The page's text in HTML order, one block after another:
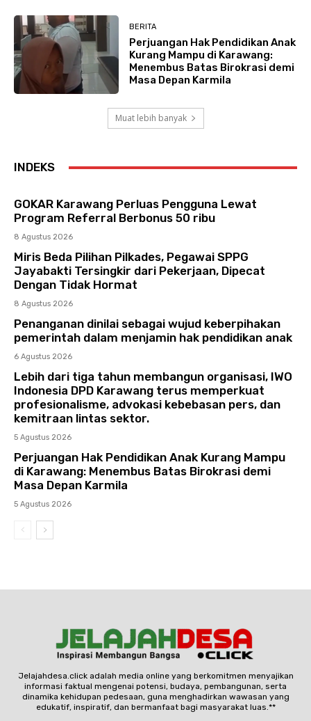
BERITA
Perjuangan Hak Pendidikan Anak
Kurang Mampu di Karawang:
Menembus Batas Birokrasi demi
Masa Depan Karmila
Muat lebih banyak
INDEKS
GOKAR Karawang Perluas Pengguna Lewat
Program Referral Berbonus 50 ribu
8 Agustus 2026
Miris Beda Pilihan Pilkades, Pegawai SPPG
Jayabakti Tersingkir dari Pekerjaan, Dipecat
Dengan Tidak Hormat
8 Agustus 2026
Penanganan dinilai sebagai wujud keberpihakan
pemerintah dalam menjamin hak pendidikan anak
6 Agustus 2026
Lebih dari tiga tahun membangun organisasi, IWO
Indonesia DPD Karawang terus memperkuat
profesionalisme, advokasi kebebasan pers, dan
kemitraan lintas sektor.
5 Agustus 2026
Perjuangan Hak Pendidikan Anak Kurang Mampu
di Karawang: Menembus Batas Birokrasi demi
Masa Depan Karmila
5 Agustus 2026
Jelajahdesa.click adalah media online yang berkomitmen menyajikan
informasi faktual mengenai potensi, budaya, pembangunan, serta
dinamika kehidupan pedesaan, guna menghadirkan wawasan yang
edukatif, inspiratif, dan bermanfaat bagi masyarakat luas.**